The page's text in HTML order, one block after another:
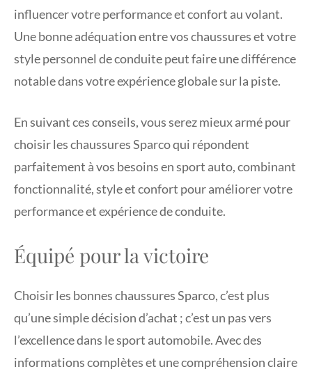
influencer votre performance et confort au volant.
Une bonne adéquation entre vos chaussures et votre
style personnel de conduite peut faire une différence
notable dans votre expérience globale sur la piste.
En suivant ces conseils, vous serez mieux armé pour
choisir les chaussures Sparco qui répondent
parfaitement à vos besoins en sport auto, combinant
fonctionnalité, style et confort pour améliorer votre
performance et expérience de conduite.
Équipé pour la victoire
Choisir les bonnes chaussures Sparco, c’est plus
qu’une simple décision d’achat ; c’est un pas vers
l’excellence dans le sport automobile. Avec des
informations complètes et une compréhension claire